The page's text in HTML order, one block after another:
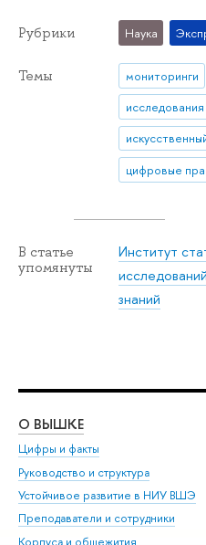
Рубрики Наука
Темы мониторинги
цифровые
В статье
упомянуты
Институт
знаний
О ВЫШКЕ
Цифры и факты
Руководство и структура
Устойчивое развитие в НИУ ВШЭ
Преподаватели и сотрудники
Корпуса и общежития